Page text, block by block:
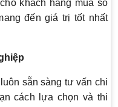
khách hàng mua số
đến giá trị tốt nhất
sẵn sàng tư vấn chi
cách lựa chọn và thi